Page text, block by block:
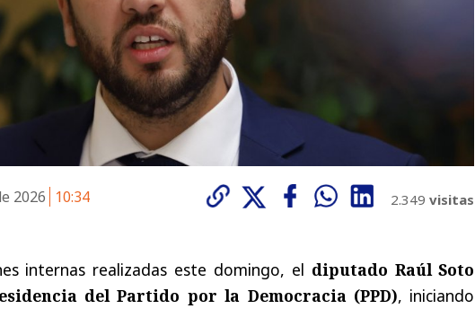
2026 10:34 2.349 visitas
internas realizadas este domingo, el diputado Raúl Soto
del Partido por la Democracia (PPD), iniciando